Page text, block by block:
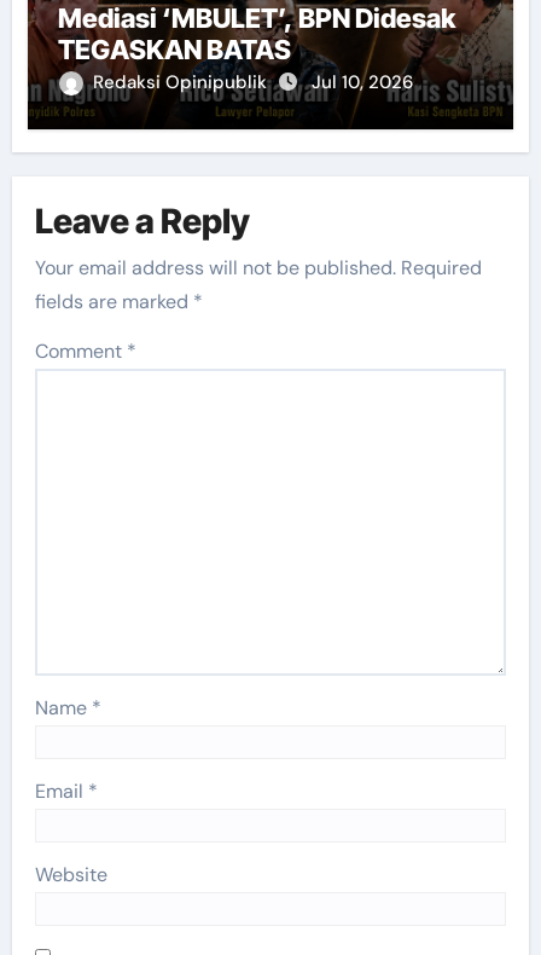
Mediasi ‘MBULET’, BPN Didesak
TEGASKAN BATAS
Redaksi Opinipublik Jul 10, 2026
Leave a Reply
Your email address will not be published. Required
fields are marked *
Comment *
Name *
Email *
Website